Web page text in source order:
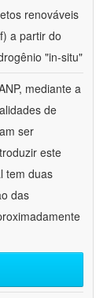
renováveis
a partir do
"in-situ"
mediante a
de
ser
este
tem duas
das